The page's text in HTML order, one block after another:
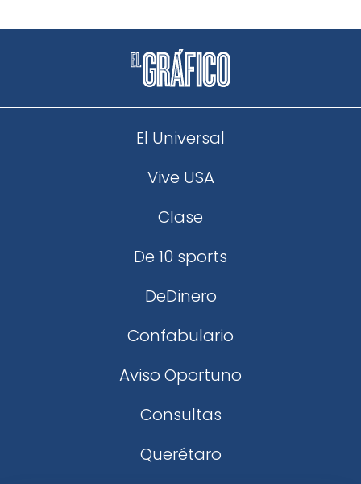
El Universal
Vive USA
Clase
De 10 sports
DeDinero
Confabulario
Aviso Oportuno
Consultas
Querétaro